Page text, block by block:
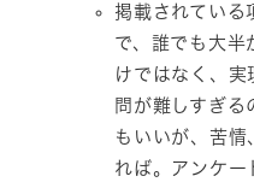
掲載されている
で、誰でも大半
けではなく、実
問が難しすぎる
もいいが、苦情
れば。アンケー